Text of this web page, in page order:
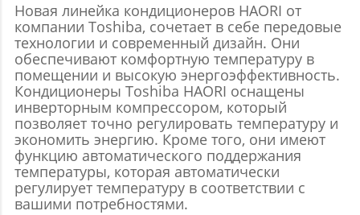
Новая линейка кондиционеров HAORI от
компании Toshiba, сочетает в себе передовые
технологии и современный дизайн. Они
обеспечивают комфортную температуру в
помещении и высокую энергоэффективность.
Кондиционеры Toshiba HAORI оснащены
инверторным компрессором, который
позволяет точно регулировать температуру и
экономить энергию. Кроме того, они имеют
функцию автоматического поддержания
температуры, которая автоматически
регулирует температуру в соответствии с
вашими потребностями.